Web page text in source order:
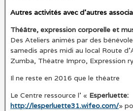
Autres activités avec d’autres
Théâtre, expression corporelle et
Des Ateliers animés par des
samedis après midi au local Route
Zumba, Théatre Impro, Expression
Il ne reste en 2016 que le théatre
Le Centre ressource l’ « Esperluette:
http://lesperluette31.wifeo.com/»